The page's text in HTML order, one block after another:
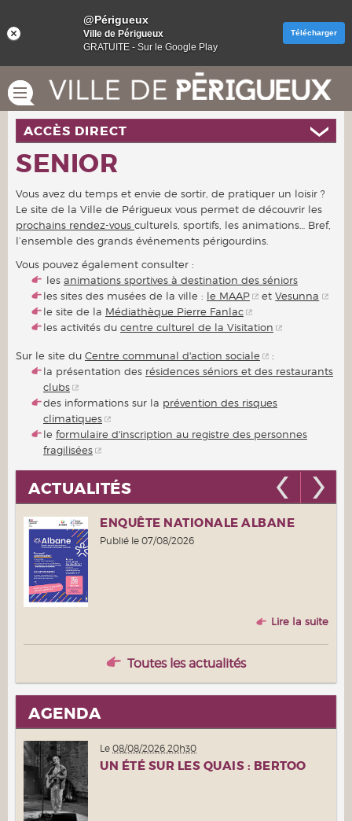
SENIOR
Vous avez du temps et envie de sortir, de pratiquer un loisir ?
Le site de la Ville de Périgueux vous permet de découvrir les
prochains rendez-vous culturels, sportifs, les animations… Bref,
l’ensemble des grands événements périgourdins.
Vous pouvez également consulter :
les animations sportives à destination des séniors
les sites des musées de la ville : le MAAP etVesunna
le site de la Médiathèque Pierre Fanlac
les activités du centre culturel de la Visitation
Sur le site du Centre communal d'action sociale
:
la présentation des résidences séniors et des restaurants
clubs
des informations sur la prévention des risques
climatiques
le formulaire d'inscription au registre des personnes
fragilisées
ACTUALITÉS
ENQUÊTE NATIONALE ALBANE
Publié le 07/08/2026
Lire la suite
Toutes les actualités
AGENDA
Le 08/08/2026 20h30
UN ÉTÉ SUR LES QUAIS : BERTOO
ACCÈS DIRECT
@Périgueux
Ville de Périgueux
GRATUITE - Sur le Google Play
Télécharger